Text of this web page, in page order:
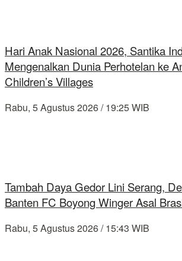
Hari Anak Nasional 2026, Santika
Mengenalkan Dunia Perhotelan ke
Children’s Villages
Rabu, 5 Agustus 2026 / 19:25 WIB
Tambah Daya Gedor Lini Serang,
Banten FC Boyong Winger Asal
Rabu, 5 Agustus 2026 / 15:43 WIB